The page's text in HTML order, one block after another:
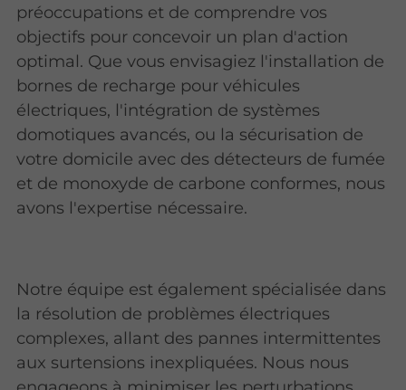
préoccupations et de comprendre vos
objectifs pour concevoir un plan d'action
optimal. Que vous envisagiez l'installation de
bornes de recharge pour véhicules
électriques, l'intégration de systèmes
domotiques avancés, ou la sécurisation de
votre domicile avec des détecteurs de fumée
et de monoxyde de carbone conformes, nous
avons l'expertise nécessaire.
Notre équipe est également spécialisée dans
la résolution de problèmes électriques
complexes, allant des pannes intermittentes
aux surtensions inexpliquées. Nous nous